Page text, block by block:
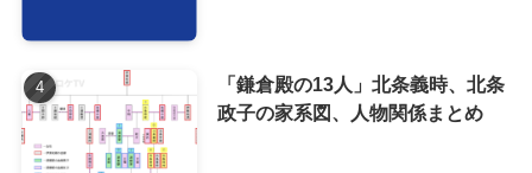
「鎌倉殿の13人」北条義時、北条
政子の家系図、人物関係まとめ